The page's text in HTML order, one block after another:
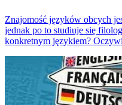
Znajomość języków obcych
jednak po to studiuje się
konkretnym językiem?